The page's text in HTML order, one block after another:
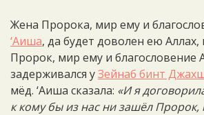
Жена Пророка, мир ему и
‘Аиша, да будет доволен ею Аллах,
Пророк, мир ему и благословение
задерживался уЗейнаб бинт
мёд. ‘Аиша сказала: «И я
к кому бы из нас ни зашёл